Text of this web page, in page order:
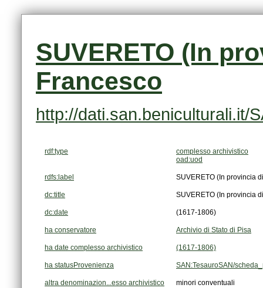
Francesco
http://dati.san.beniculturali.it/
rdf:type
complesso archivistico
oad:uod
rdfs:label SUVERETO (In provincia
dc:title SUVERETO (In provincia
dc:date (1617-1806)
ha conservatore Archivio di Stato di Pisa
ha date complesso archivistico (1617-1806)
ha statusProvenienza SAN:TesauroSAN/
altra denominazion...esso archivistico minori conventuali